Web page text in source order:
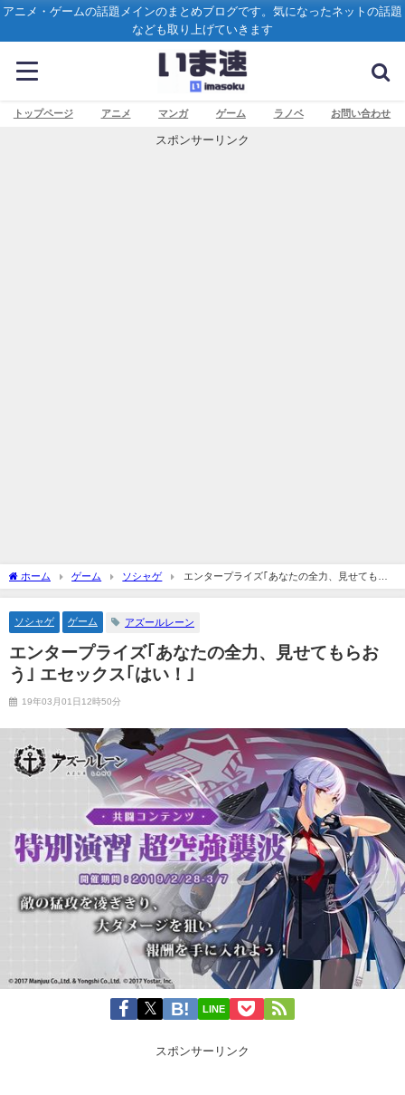
アニメ・ゲームの話題メインのまとめブログです。気になったネットの話題
なども取り上げていきます
トップページ アニメ マンガ ゲーム ラノベ お問い合わせ
スポンサーリンク
ホーム ゲーム ソシャゲ
エンタープライズ｢あなたの全力、見せてもら
おう｣ エセックス｢はい！｣
ソシャゲ ゲーム アズールレーン
エンタープライズ｢あなたの全力、見せてもらお
う｣ エセックス｢はい！｣
19年03月01日12時50分
LINE
スポンサーリンク